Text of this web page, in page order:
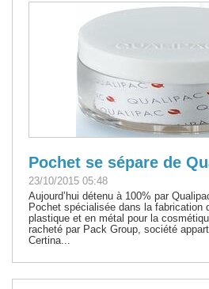
Pochet se sépare de
23/10/2015 05:48
Aujourd’hui détenu à 100% par
Pochet spécialisée dans la fabrication
plastique et en métal pour la
racheté par Pack Group, société
Certina...